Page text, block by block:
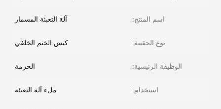
اسم المنتج: آلة التعبئة المسمار
نوع الحقيبة: كيس الختم الخلفي
الوظيفة الرئيسية: الحزمة
استخدام: ملء آلة التعبئة